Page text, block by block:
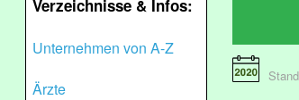
Verzeichnisse & Infos:
Unternehmen von A-Z
Ärzte